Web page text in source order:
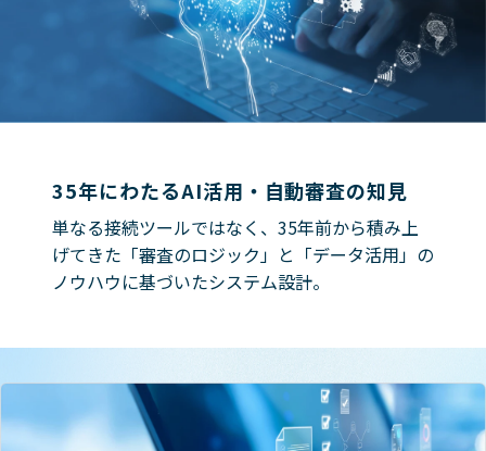
35年にわたるAI活用・自動審査の知見
単なる接続ツールではなく、35年前から積み上
げてきた「審査のロジック」と「データ活用」の
ノウハウに基づいたシステム設計。